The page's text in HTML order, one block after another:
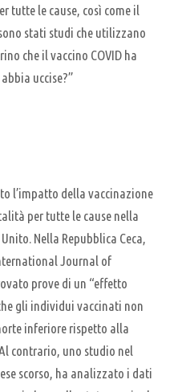
tutte le cause, così come il
stati studi che utilizzano
che il vaccino COVID ha
uccise?”
l’impatto della vaccinazione
per tutte le cause nella
Nella Repubblica Ceca,
Journal of
prove di un “effetto
gli individui vaccinati non
inferiore rispetto alla
contrario, uno studio nel
scorso, ha analizzato i dati